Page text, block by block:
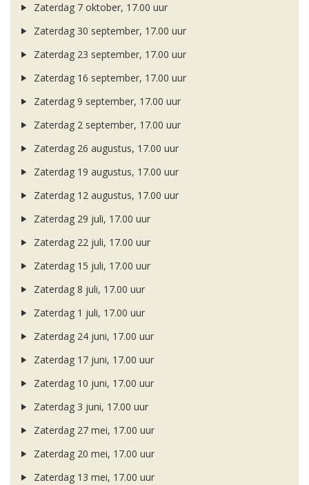
Zaterdag 7 oktober, 17.00 uur
Zaterdag 30 september, 17.00 uur
Zaterdag 23 september, 17.00 uur
Zaterdag 16 september, 17.00 uur
Zaterdag 9 september, 17.00 uur
Zaterdag 2 september, 17.00 uur
Zaterdag 26 augustus, 17.00 uur
Zaterdag 19 augustus, 17.00 uur
Zaterdag 12 augustus, 17.00 uur
Zaterdag 29 juli, 17.00 uur
Zaterdag 22 juli, 17.00 uur
Zaterdag 15 juli, 17.00 uur
Zaterdag 8 juli, 17.00 uur
Zaterdag 1 juli, 17.00 uur
Zaterdag 24 juni, 17.00 uur
Zaterdag 17 juni, 17.00 uur
Zaterdag 10 juni, 17.00 uur
Zaterdag 3 juni, 17.00 uur
Zaterdag 27 mei, 17.00 uur
Zaterdag 20 mei, 17.00 uur
Zaterdag 13 mei, 17.00 uur